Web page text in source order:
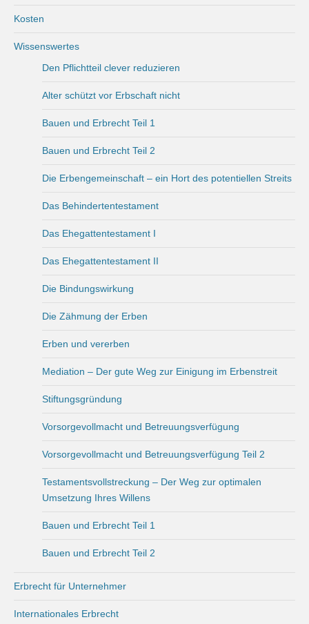
Kosten
Wissenswertes
Den Pflichtteil clever reduzieren
Alter schützt vor Erbschaft nicht
Bauen und Erbrecht Teil 1
Bauen und Erbrecht Teil 2
Die Erbengemeinschaft – ein Hort des potentiellen Streits
Das Behindertentestament
Das Ehegattentestament I
Das Ehegattentestament II
Die Bindungswirkung
Die Zähmung der Erben
Erben und vererben
Mediation – Der gute Weg zur Einigung im Erbenstreit
Stiftungsgründung
Vorsorgevollmacht und Betreuungsverfügung
Vorsorgevollmacht und Betreuungsverfügung Teil 2
Testamentsvollstreckung – Der Weg zur optimalen
Umsetzung Ihres Willens
Bauen und Erbrecht Teil 1
Bauen und Erbrecht Teil 2
Erbrecht für Unternehmer
Internationales Erbrecht